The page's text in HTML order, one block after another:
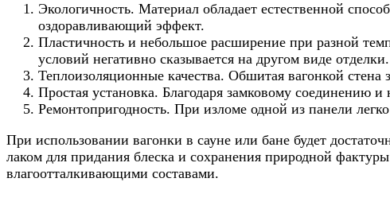
Экологичность. Материал обладает естественной
оздоравливающий эффект.
Пластичность и небольшое расширение при разной
условий негативно сказывается на другом виде отделки.
Теплоизоляционные качества. Обшитая вагонкой
Простая установка. Благодаря замковому соединению
Ремонтопригодность. При изломе одной из панели
При использовании вагонки в сауне или бане будет
лаком для придания блеска и сохранения природной
влагоотталкивающими составами.